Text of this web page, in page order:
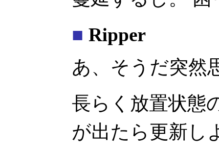
■ Ripper
あ、そうだ突然
長らく放置状態
が出たら更新し